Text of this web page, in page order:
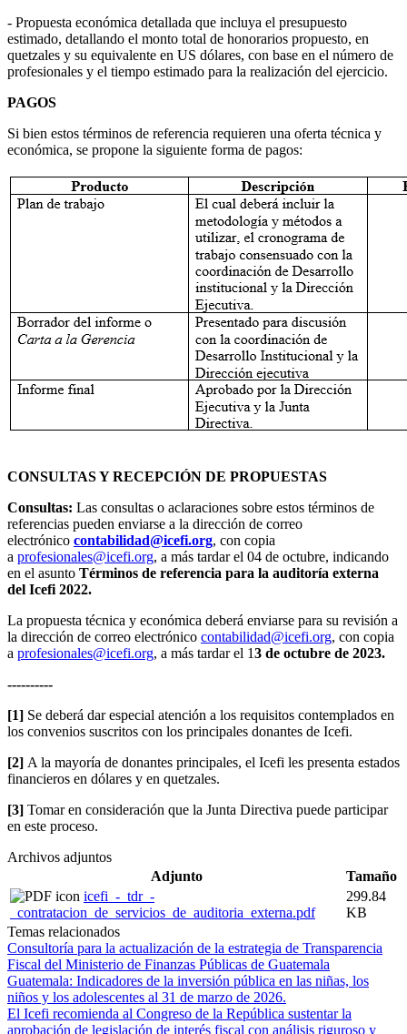
- Propuesta económica detallada que incluya el presupuesto
estimado, detallando el monto total de honorarios propuesto, en
quetzales y su equivalente en US dólares, con base en el número de
profesionales y el tiempo estimado para la realización del ejercicio.
PAGOS
Si bien estos términos de referencia requieren una oferta técnica y
económica, se propone la siguiente forma de pagos:
CONSULTAS Y RECEPCIÓN DE PROPUESTAS
Consultas: Las consultas o aclaraciones sobre estos términos de
referencias pueden enviarse a la dirección de correo
electrónico contabilidad@icefi.org, con copia
a profesionales@icefi.org, a más tardar el 04 de octubre, indicando
en el asunto Términos de referencia para la auditoría externa
del Icefi 2022.
La propuesta técnica y económica deberá enviarse para su revisión a
la dirección de correo electrónico contabilidad@icefi.org, con copia
a profesionales@icefi.org, a más tardar el 13 de octubre de 2023.
----------
[1] Se deberá dar especial atención a los requisitos contemplados en
los convenios suscritos con los principales donantes de Icefi.
[2] A la mayoría de donantes principales, el Icefi les presenta estados
financieros en dólares y en quetzales.
[3] Tomar en consideración que la Junta Directiva puede participar
en este proceso.
Archivos adjuntos
Adjunto
Tamaño
icefi_-_tdr_-
_contratacion_de_servicios_de_auditoria_externa.pdf
299.84
KB
Temas relacionados
Consultoría para la actualización de la estrategia de Transparencia
Fiscal del Ministerio de Finanzas Públicas de Guatemala
Guatemala: Indicadores de la inversión pública en las niñas, los
niños y los adolescentes al 31 de marzo de 2026.
El Icefi recomienda al Congreso de la República sustentar la
aprobación de legislación de interés fiscal con análisis riguroso y